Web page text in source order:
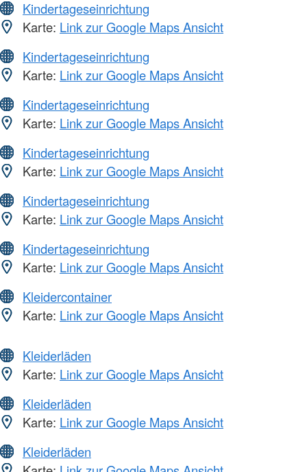
Kindertageseinrichtung
Karte: Link zur Google Maps Ansicht
Kindertageseinrichtung
Karte: Link zur Google Maps Ansicht
Kindertageseinrichtung
Karte: Link zur Google Maps Ansicht
Kindertageseinrichtung
Karte: Link zur Google Maps Ansicht
Kindertageseinrichtung
Karte: Link zur Google Maps Ansicht
Kindertageseinrichtung
Karte: Link zur Google Maps Ansicht
Kleidercontainer
Karte: Link zur Google Maps Ansicht
Kleiderläden
Karte: Link zur Google Maps Ansicht
Kleiderläden
Karte: Link zur Google Maps Ansicht
Kleiderläden